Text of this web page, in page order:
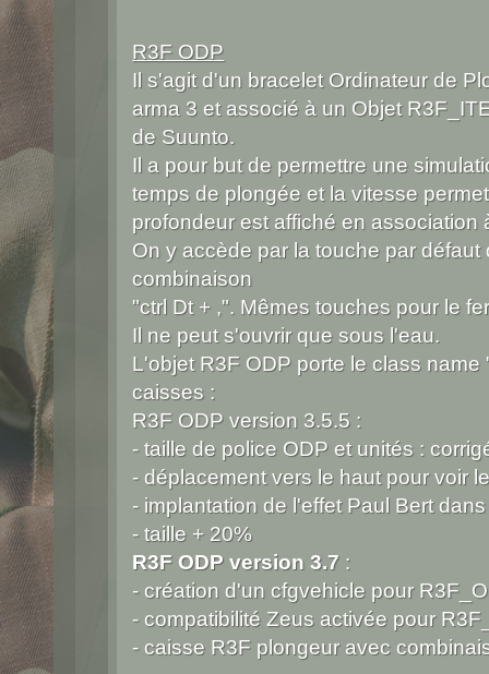
R3F ODP
Il s'agit d'un bracelet Ordinateur de
arma 3 et associé à un Objet
de Suunto.
Il a pour but de permettre une
temps de plongée et la vitesse
profondeur est affiché en
On y accède par la touche par
combinaison
"ctrl Dt + ,". Mêmes touches pour le
Il ne peut s'ouvrir que sous l'eau.
L'objet R3F ODP porte le class
caisses :
R3F ODP version 3.5.5 :
- taille de police ODP et unités :
- déplacement vers le haut pour voir
- implantation de l'effet Paul Bert
- taille + 20%
R3F ODP version 3.7 :
- création d'un cfgvehicle pour
- compatibilité Zeus activée pour
- caisse R3F plongeur avec